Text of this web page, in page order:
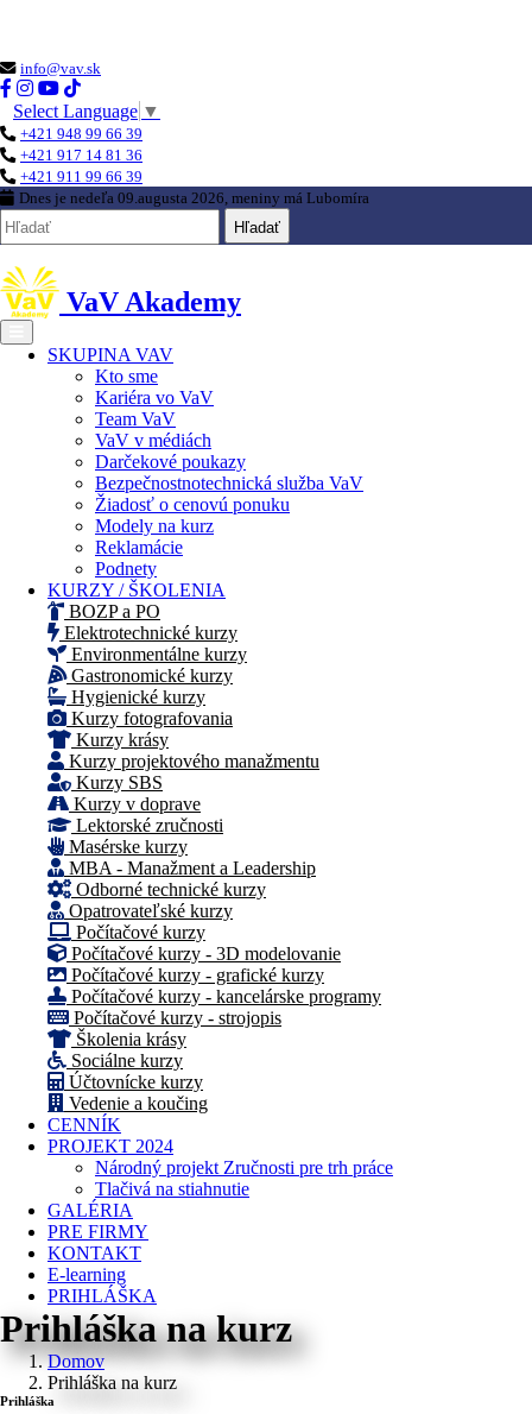
info@vav.sk
Select Language ▼
+421 948 99 66 39
+421 917 14 81 36
+421 911 99 66 39
Dnes je nedeľa 09.augusta 2026, meniny má Lubomíra
Hľadať
VaV Akademy
SKUPINA VAV
Kto sme
Kariéra vo VaV
Team VaV
VaV v médiách
Darčekové poukazy
Bezpečnostnotechnická služba VaV
Žiadosť o cenovú ponuku
Modely na kurz
Reklamácie
Podnety
KURZY / ŠKOLENIA
BOZP a PO
Elektrotechnické kurzy
Environmentálne kurzy
Gastronomické kurzy
Hygienické kurzy
Kurzy fotografovania
Kurzy krásy
Kurzy projektového manažmentu
Kurzy SBS
Kurzy v doprave
Lektorské zručnosti
Masérske kurzy
MBA - Manažment a Leadership
Odborné technické kurzy
Opatrovateľské kurzy
Počítačové kurzy
Počítačové kurzy - 3D modelovanie
Počítačové kurzy - grafické kurzy
Počítačové kurzy - kancelárske programy
Počítačové kurzy - strojopis
Školenia krásy
Sociálne kurzy
Účtovnícke kurzy
Vedenie a koučing
CENNÍK
PROJEKT 2024
Národný projekt Zručnosti pre trh práce
Tlačivá na stiahnutie
GALÉRIA
PRE FIRMY
KONTAKT
E-learning
PRIHLÁŠKA
Prihláška na kurz
Domov
Prihláška na kurz
Prihláška